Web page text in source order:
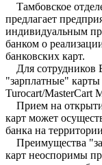
Тамбовское
предлагает
индивидуальным
банком о
банковских карт.
Для сотрудников
"зарплатные"
Turocart/MasterCart
Прием на
карт может
банка на
Преимущества
карт неоспоримы